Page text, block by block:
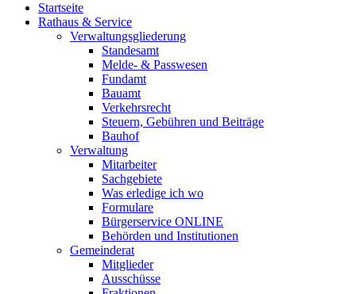
Startseite
Rathaus & Service
Verwaltungsgliederung
Standesamt
Melde- & Passwesen
Fundamt
Bauamt
Verkehrsrecht
Steuern, Gebühren und Beiträge
Bauhof
Verwaltung
Mitarbeiter
Sachgebiete
Was erledige ich wo
Formulare
Bürgerservice ONLINE
Behörden und Institutionen
Gemeinderat
Mitglieder
Ausschüsse